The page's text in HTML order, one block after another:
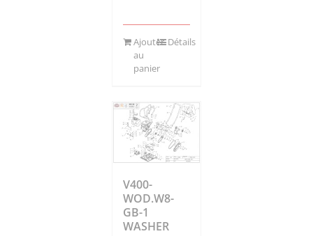
Ajouter
au
panier
Détails
V400-
WOD.W8-
GB-1
WASHER